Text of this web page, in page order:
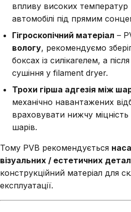
впливу високих
автомобілі під прямим
Гігроскопічний матеріал –
вологу, рекомендуємо
боксах із силікагелем, а
сушіння у filament dryer.
Трохи гірша адгезія між
механічно навантажених
враховувати нижчу
шарів.
Тому PVB рекомендується
візуальних / естетичних
конструкційний матеріал для
експлуатації.